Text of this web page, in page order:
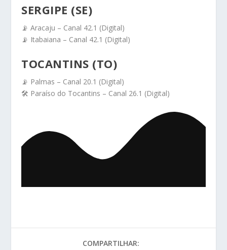
SERGIPE (SE)
📡 Aracaju – Canal 42.1 (Digital)
📡 Itabaiana – Canal 42.1 (Digital)
TOCANTINS (TO)
📡 Palmas – Canal 20.1 (Digital)
🛠️ Paraíso do Tocantins – Canal 26.1 (Digital)
COMPARTILHAR: